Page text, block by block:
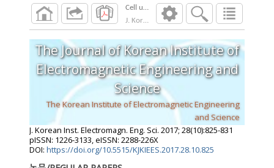
Cell under Test 데이터만을 이용한 사전정
J. Korean Inst. Electromagn. Eng. Sci.
The Journal of Korean Institute of
Electromagnetic Engineering and
Science
The Korean Institute of Electromagnetic Engineering
and Science
J. Korean Inst. Electromagn. Eng. Sci. 2017; 28(10):825-831
pISSN: 1226-3133, eISSN: 2288-226X
DOI: https://doi.org/10.5515/KJKIEES.2017.28.10.825